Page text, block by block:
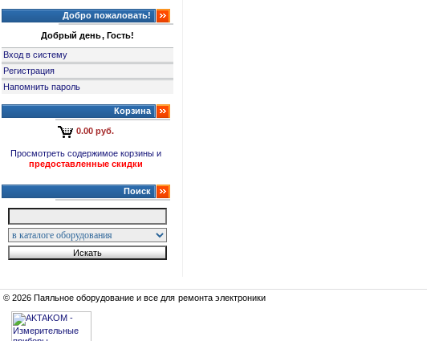
Добро пожаловать!
Добрый день, Гость!
Вход в систему
Регистрация
Напомнить пароль
Корзина
0.00 руб.
Просмотреть содержимое корзины и
предоставленные скидки
Поиск
© 2026 Паяльное оборудование и все для ремонта электроники